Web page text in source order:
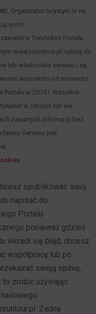
Organizator turystyki nr rej.
pom.
zawarte w Toruńskim Portalu
www.toruntour.pl należą do
lub właściciela serwisu i są
autorskimi od momentu
Portalu w 2015 r. Wszelkie
w całości lub we
zawartych informacji bez
Serwisu jest
opublikować swój
napisać do
Portalu
ponieważ gdzieś
wkradł się błąd, chcesz
współpracę lub po
swoją opinię,
to zrobić używając
Żadna